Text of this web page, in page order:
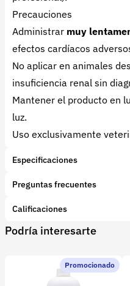
Precauciones
Administrar muy
efectos cardíacos
No aplicar en animales
insuficiencia renal sin
Mantener el producto en
luz.
Uso exclusivamente
Especificaciones
Marca: Edo Laboratorios
Tipo de producto:
Subcategoría:Suplementos y
Preguntas frecuentes
¿Para qué sirve el
Se utiliza
recién paridas, una
de alta producción
Calificaciones
1 Star
2 Star
3 Star4 Star
0 calificaciones
Podría interesarte
Promocionado